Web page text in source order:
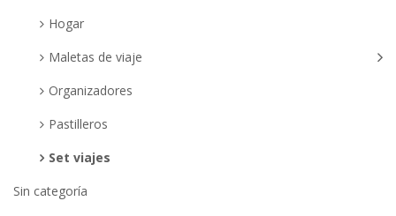
Hogar
Maletas de viaje
Organizadores
Pastilleros
Set viajes
Sin categoría